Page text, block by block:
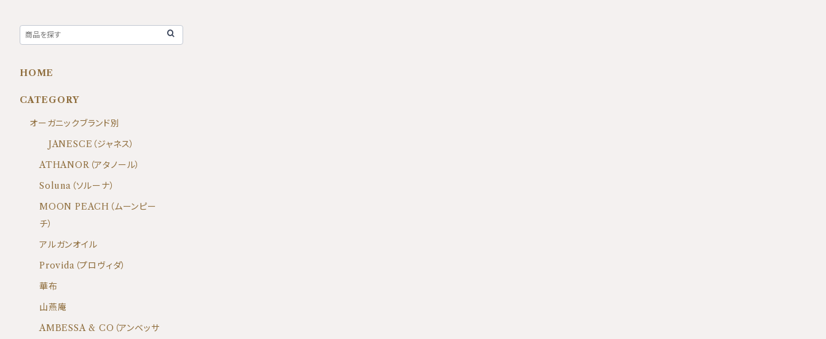
HOME
CATEGORY
オーガニックブランド別
JANESCE（ジャネス）
ATHANOR（アタノール）
Soluna（ソルーナ）
MOON PEACH（ムーンピー
チ）
アルガンオイル
Provida（プロヴィダ）
華布
山燕庵
AMBESSA & CO（アンベッサ